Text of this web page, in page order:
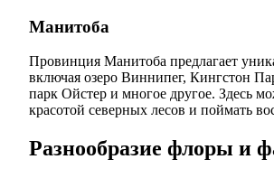
Манитоба
Провинция Манитоба предлагает
включая озеро Виннипег, Кингстон
парк Ойстер и многое другое. Здесь
красотой северных лесов и поймать
Разнообразие флоры и